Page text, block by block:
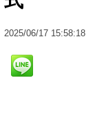
2025/06/17 15:58:18